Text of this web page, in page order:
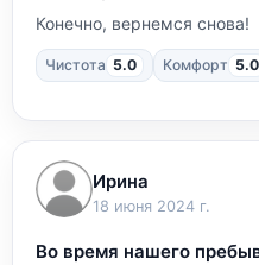
Конечно, вернемся снова!
Чистота 5.0 Комфорт 5.0
Ирина
18 июня 2024 г.
Во время нашего